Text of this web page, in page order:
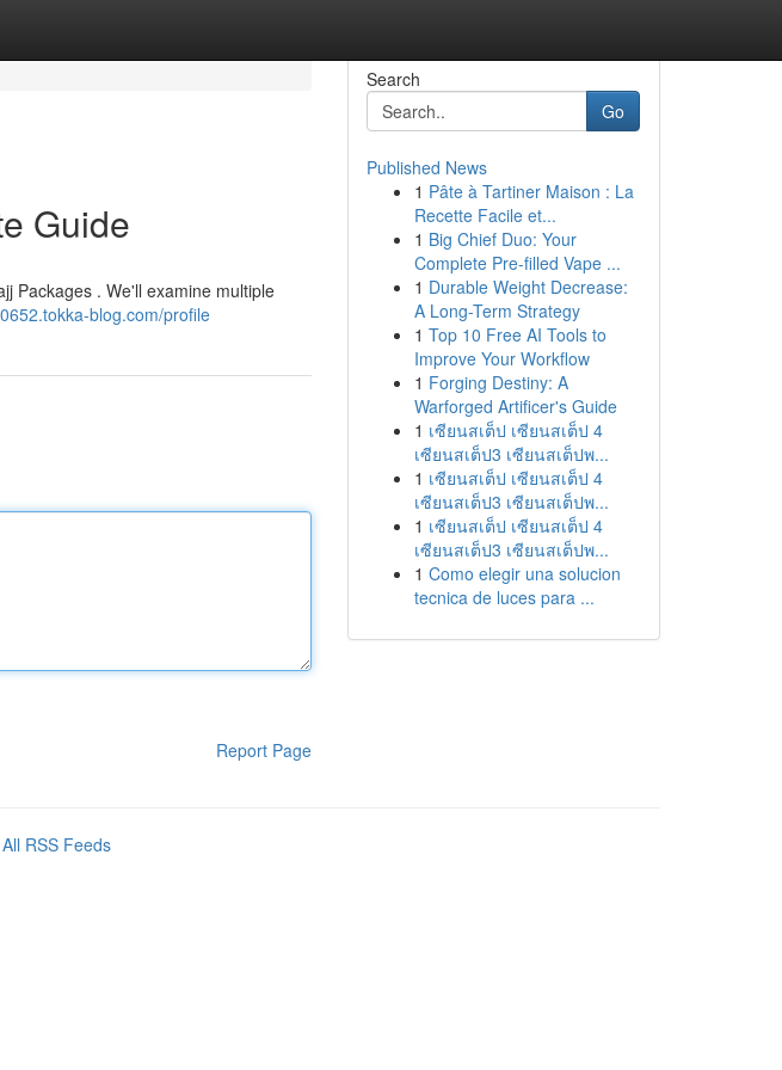
Guide
Packages . We'll examine multiple
blog.com/profile
Report Page
Search
Go
Published News
1 Pâte à Tartiner Maison : La
Recette Facile et...
1 Big Chief Duo: Your
Complete Pre-filled Vape ...
1 Durable Weight Decrease:
A Long-Term Strategy
1 Top 10 Free AI Tools to
Improve Your Workflow
1 Forging Destiny: A
Warforged Artificer's Guide
1 เซียนสเต็ป เซียนสเต็ป 4
เซียนสเต็ป3 เซียนสเต็ปพ...
1 เซียนสเต็ป เซียนสเต็ป 4
เซียนสเต็ป3 เซียนสเต็ปพ...
1 เซียนสเต็ป เซียนสเต็ป 4
เซียนสเต็ป3 เซียนสเต็ปพ...
1 Como elegir una solucion
tecnica de luces para ...
All RSS Feeds